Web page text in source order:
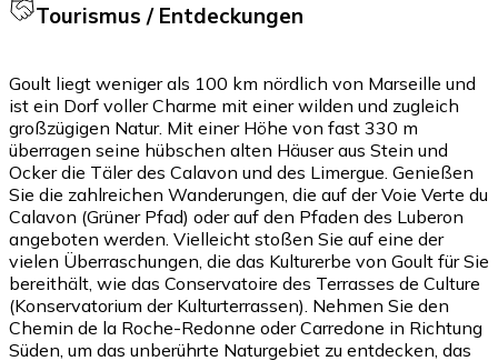
Tourismus / Entdeckungen
Goult liegt weniger als 100 km nördlich von Marseille und
ist ein Dorf voller Charme mit einer wilden und zugleich
großzügigen Natur. Mit einer Höhe von fast 330 m
überragen seine hübschen alten Häuser aus Stein und
Ocker die Täler des Calavon und des Limergue. Genießen
Sie die zahlreichen Wanderungen, die auf der Voie Verte du
Calavon (Grüner Pfad) oder auf den Pfaden des Luberon
angeboten werden. Vielleicht stoßen Sie auf eine der
vielen Überraschungen, die das Kulturerbe von Goult für Sie
bereithält, wie das Conservatoire des Terrasses de Culture
(Konservatorium der Kulturterrassen). Nehmen Sie den
Chemin de la Roche-Redonne oder Carredone in Richtung
Süden, um das unberührte Naturgebiet zu entdecken, das